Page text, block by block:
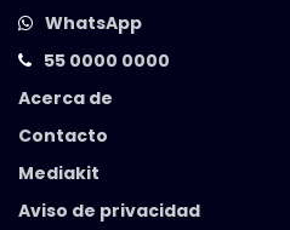
WhatsApp
55 0000 0000
Acerca de
Contacto
Mediakit
Aviso de privacidad